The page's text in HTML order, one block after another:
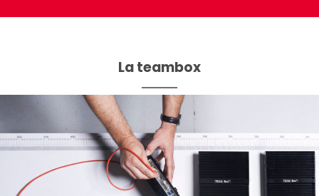
La teambox